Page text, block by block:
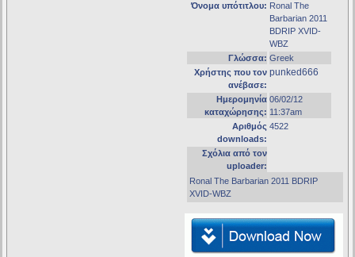
Όνομα υπότιτλου: Ronal The
Barbarian 2011
BDRIP XVID-
WBZ
Γλώσσα: Greek
Χρήστης που τον
ανέβασε:
punked666
Ημερομηνία
καταχώρησης:
06/02/12
11:37am
Αριθμός
downloads:
4522
Σχόλια από τον
uploader:
Ronal The Barbarian 2011 BDRIP
XVID-WBZ